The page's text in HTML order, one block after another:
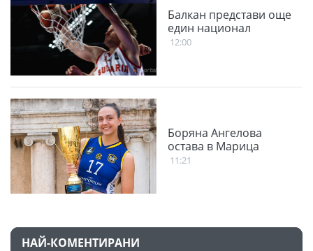
Балкан представи още
един национал
12:00
Боряна Ангелова
остава в Марица
11:21
НАЙ-КОМЕНТИРАНИ